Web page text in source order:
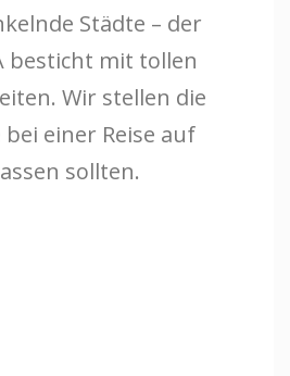
Städte – der
besticht mit tollen
Wir stellen die
einer Reise auf
sollten.